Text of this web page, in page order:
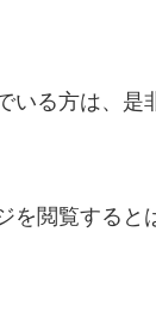
いる方は、
を閲覧する